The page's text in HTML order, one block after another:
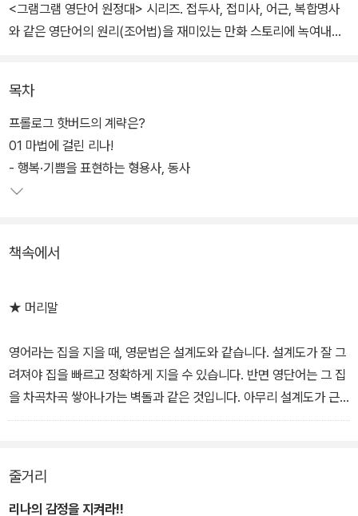
<그램그램 영단어 원정대> 시리즈. 접두사, 접미사, 어근, 복합명사
와 같은 영단어의 원리(조어법)을 재미있는 만화 스토리에 녹여내어,
아이들이 워즈랜드에서 겪게 되는 흥미진진한 판타지 모험 스토리를
통해, 영단어를 쉽고 재미있게 익히도록 만들었다. '영단어의 원리로
쉽고 재미있게' 영단어를 익힌 아이들은, 매일매일 영단어를 조금씩
꾸준히 외울 때에도 '아하, 이건 이런 원리로 만들어진 단어로군.'하면
목차
프롤로그 핫버드의 계략은?
01 마법에 걸린 리나!
- 행복·기쁨을 표현하는 형용사, 동사
책속에서
★ 머리말
영어라는 집을 지을 때, 영문법은 설계도와 같습니다. 설계도가 잘 그
려져야 집을 빠르고 정확하게 지을 수 있습니다. 반면 영단어는 그 집
을 차곡차곡 쌓아나가는 벽돌과 같은 것입니다. 아무리 설계도가 근
사해도 집을 지을 재료가 부족하다면 집을 지을 수 없듯이, 아무리 영
<그램그램 영단어 원정대>를 접한 많은 학부모님들은 어떻게 하면
영단어를 많이, 그리고 빨리 외우게 할 수 있는지를 저자 선생님들에
줄거리
리나의 감정을 지켜라!!